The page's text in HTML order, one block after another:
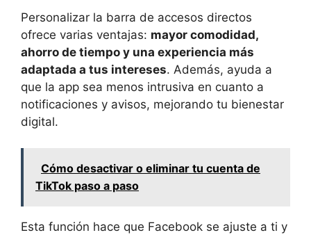
Personalizar la barra de accesos directos
ofrece varias ventajas: mayor comodidad,
ahorro de tiempo y una experiencia más
adaptada a tus intereses. Además, ayuda a
que la app sea menos intrusiva en cuanto a
notificaciones y avisos, mejorando tu bienestar
digital.
Cómo desactivar o eliminar tu cuenta de
TikTok paso a paso
Esta función hace que Facebook se ajuste a ti y